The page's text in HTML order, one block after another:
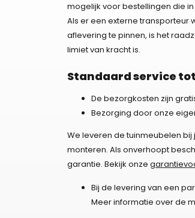
mogelijk voor bestellingen die
Als er een externe transporteur
aflevering te pinnen, is het
limiet van kracht is.
Standaard service
De bezorgkosten zijn
Bezorging door onze
We leveren de tuinmeubelen
monteren. Als onverhoopt
garantie. Bekijk onze
Bij de levering van een
Meer informatie over de